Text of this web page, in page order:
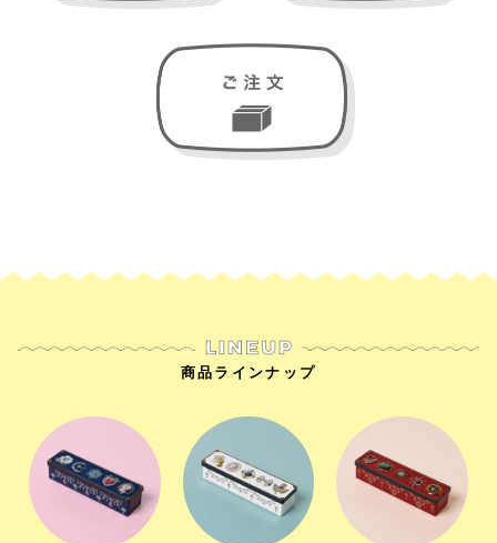
商品ラインナップ